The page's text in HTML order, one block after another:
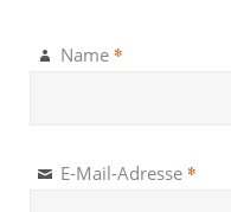
Name *
E-Mail-Adresse *